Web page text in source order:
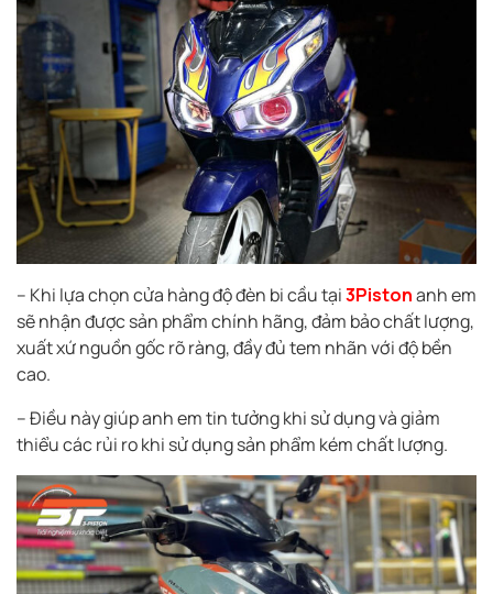
– Khi lựa chọn cửa hàng độ đèn bi cầu tại3Pistonanh em
sẽ nhận được sản phẩm chính hãng, đảm bảo chất lượng,
xuất xứ nguồn gốc rõ ràng, đầy đủ tem nhãn với độ bền
cao.
– Điều này giúp anh em tin tưởng khi sử dụng và giảm
thiểu các rủi ro khi sử dụng sản phẩm kém chất lượng.